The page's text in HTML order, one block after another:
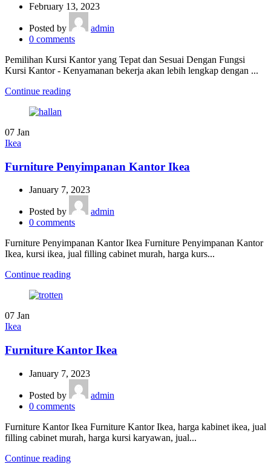
February 13, 2023
Posted by
admin
0 comments
Pemilihan Kursi Kantor yang Tepat dan Sesuai Dengan Fungsi
Kursi Kantor - Kenyamanan bekerja akan lebih lengkap dengan ...
Continue reading
07 Jan
Ikea
Furniture Penyimpanan Kantor Ikea
January 7, 2023
Posted by
admin
0 comments
Furniture Penyimpanan Kantor Ikea Furniture Penyimpanan Kantor
Ikea, kursi ikea, jual filling cabinet murah, harga kurs...
Continue reading
07 Jan
Ikea
Furniture Kantor Ikea
January 7, 2023
Posted by
admin
0 comments
Furniture Kantor Ikea Furniture Kantor Ikea, harga kabinet ikea, jual
filling cabinet murah, harga kursi karyawan, jual...
Continue reading